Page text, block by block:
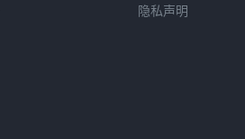
隐私声明